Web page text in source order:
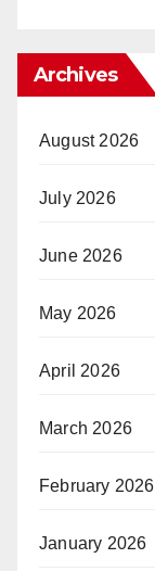
Archives
August 2026
July 2026
June 2026
May 2026
April 2026
March 2026
February 2026
January 2026